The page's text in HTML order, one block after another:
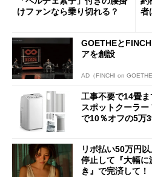
けファンなら乗り切れる？
者
GOETHEと
アを創設
AD（FINCHI on GOETHE
工事不要で14畳
スポットクーラ
で10％オフの5万
リボ払い50万円
停止して『大幅に
き』で完済して！